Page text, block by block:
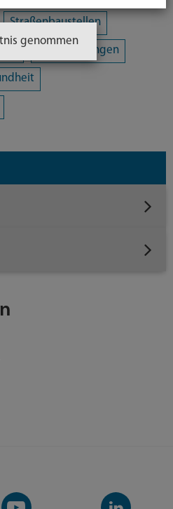
Straßenbaustellen
Veranstaltungen
YouTube-
LinkedIn-
genommen